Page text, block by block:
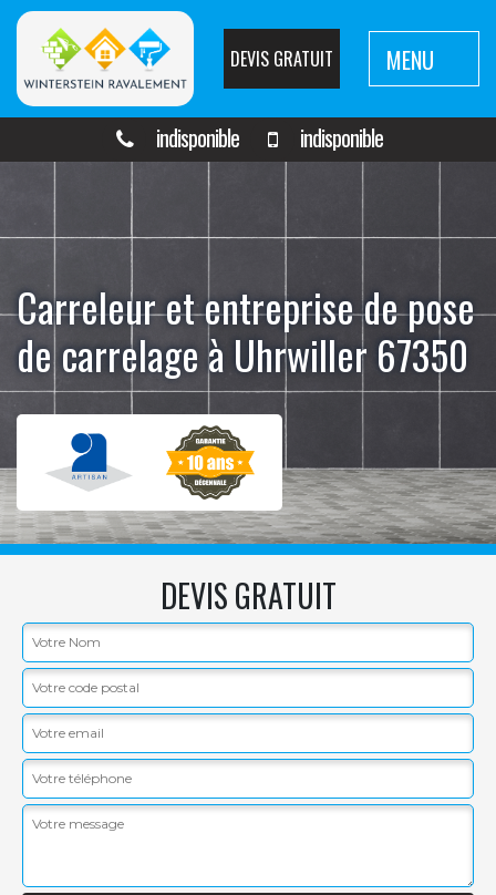
DEVIS GRATUIT MENU
indisponible indisponible
Carreleur et entreprise de pose
de carrelage à Uhrwiller 67350
DEVIS GRATUIT